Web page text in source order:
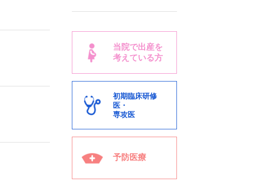
当院で出産を
考えている方
初期臨床研修
医・
専攻医
予防医療